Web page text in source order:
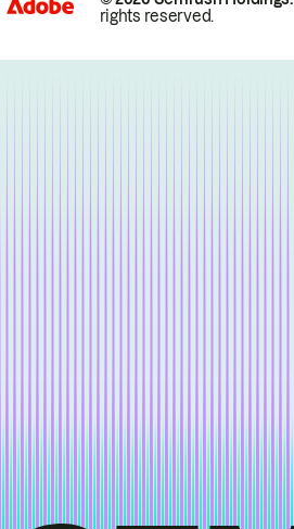
rights reserved.